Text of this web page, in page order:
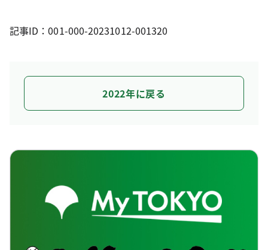
記事ID：001-000-20231012-001320
2022年に戻る